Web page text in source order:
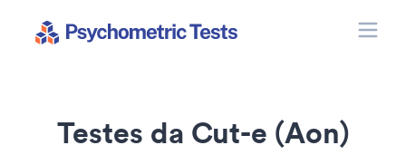
Testes da Cut-e (Aon)